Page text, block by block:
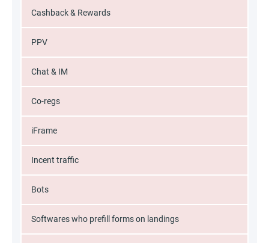
Cashback & Rewards
PPV
Chat & IM
Co-regs
iFrame
Incent traffic
Bots
Softwares who prefill forms on landings